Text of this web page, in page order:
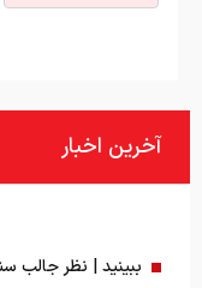
آخرین اخبار
ببینید | نظر جالب